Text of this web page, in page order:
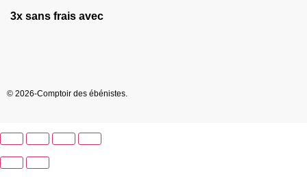
3x sans frais avec
© 2026-Comptoir des ébénistes.